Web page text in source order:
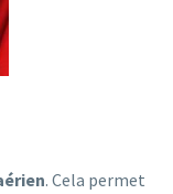
. Cela permet